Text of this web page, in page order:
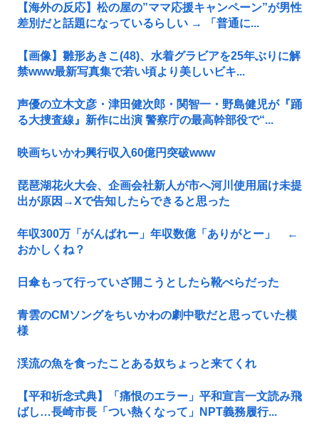
【海外の反応】松の屋の”ママ応援キャンペーン”が男性
差別だと話題になっているらしい → 「普通に...
【画像】雛形あきこ(48)、水着グラビアを25年ぶりに解
禁www最新写真集で若い頃より美しいビキ...
声優の立木文彦・津田健次郎・関智一・野島健児が『踊
る大捜査線』新作に出演 警察庁の最高幹部役で“...
映画ちいかわ興行収入60億円突破www
琵琶湖花火大会、企画会社新人が市へ河川使用届け未提
出が原因→Xで告知したらできると思った
年収300万「がんばれー」年収数億「ありがとー」 ←
おかしくね？
日傘もって行っていざ開こうとしたら靴べらだった
青雲のCMソングをちいかわの劇中歌だと思っていた模
様
渓流の魚を食ったことある奴ちょっと来てくれ
【平和祈念式典】「痛恨のエラー」平和宣言一文読み飛
ばし…長崎市長「つい熱くなって」NPT義務履行...